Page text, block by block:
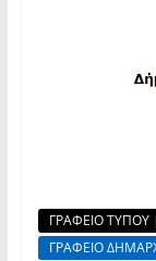
ΓΡΑΦΕΙΟ ΤΥΠΟΥ
ΓΡΑΦΕΙΟ